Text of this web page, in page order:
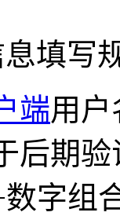
填写
端用
后期
字组